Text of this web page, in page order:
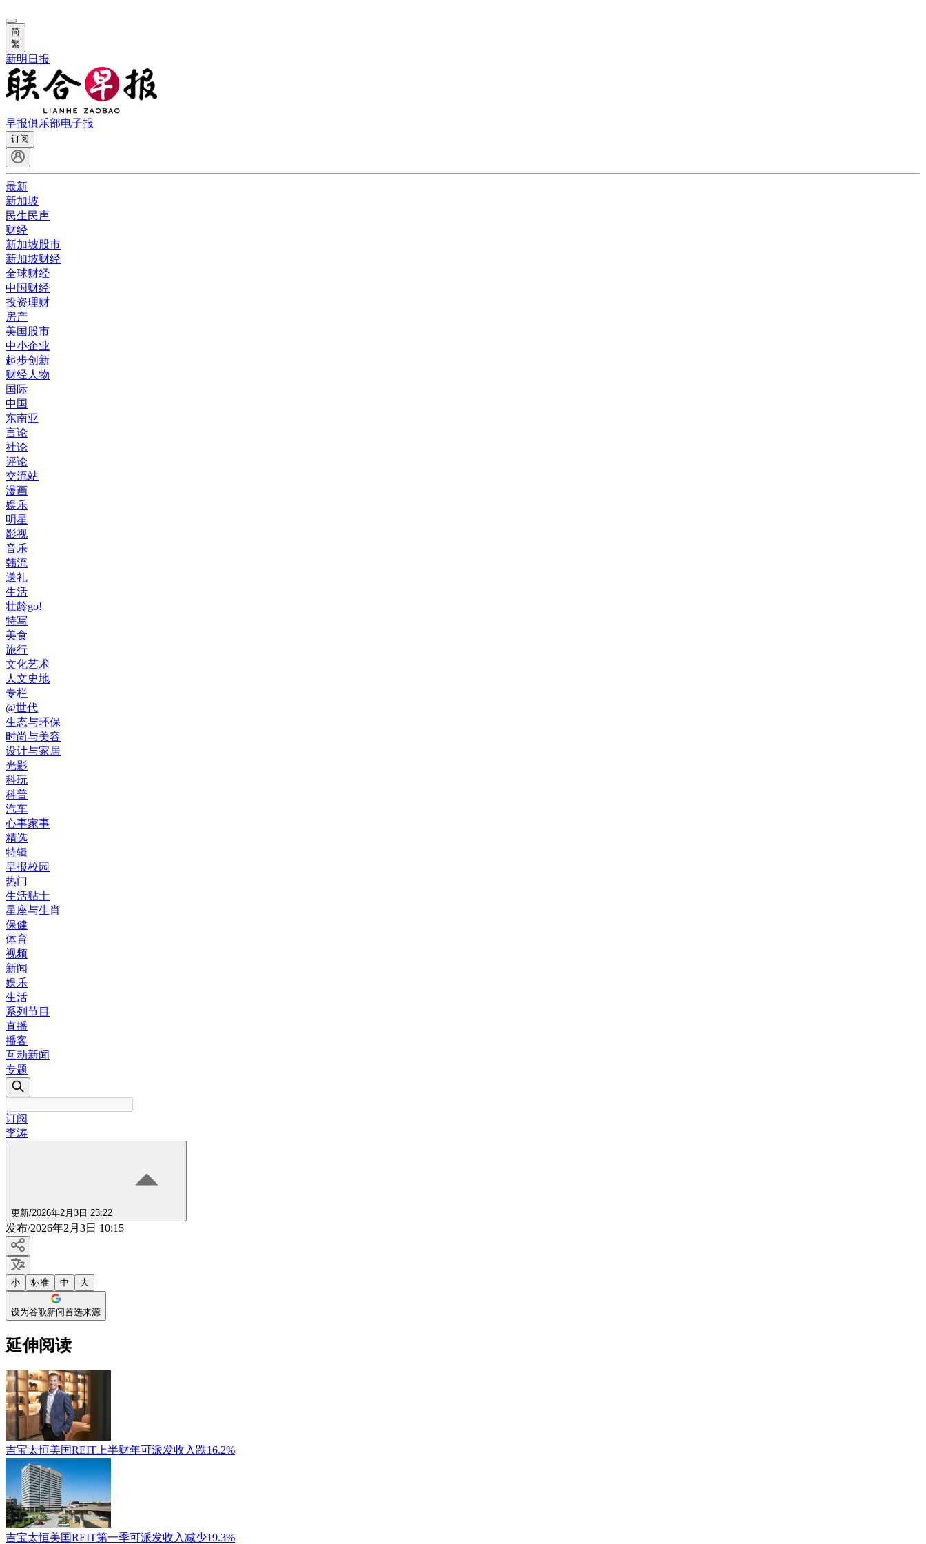
简
繁
新明日报
早报俱乐部电子报
订阅
最新
新加坡
民生民声
财经
新加坡股市
新加坡财经
全球财经
中国财经
投资理财
房产
美国股市
中小企业
起步创新
财经人物
国际
中国
东南亚
言论
社论
评论
交流站
漫画
娱乐
明星
影视
音乐
韩流
送礼
生活
壮龄go!
特写
美食
旅行
文化艺术
人文史地
专栏
@世代
生态与环保
时尚与美容
设计与家居
光影
科玩
科普
汽车
心事家事
精选
特辑
早报校园
热门
生活贴士
星座与生肖
保健
体育
视频
新闻
娱乐
生活
系列节目
直播
播客
互动新闻
专题
订阅
李涛
更新/2026年2月3日 23:22
发布/2026年2月3日 10:15
小 标准 中 大
设为谷歌新闻首选来源
延伸阅读
吉宝太恒美国REIT上半财年可派发收入跌16.2%
吉宝太恒美国REIT第一季可派发收入减少19.3%